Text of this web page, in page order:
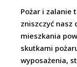
Pożar i zalanie
zniszczyć nasz
mieszkania
skutkami
wyposażenia,